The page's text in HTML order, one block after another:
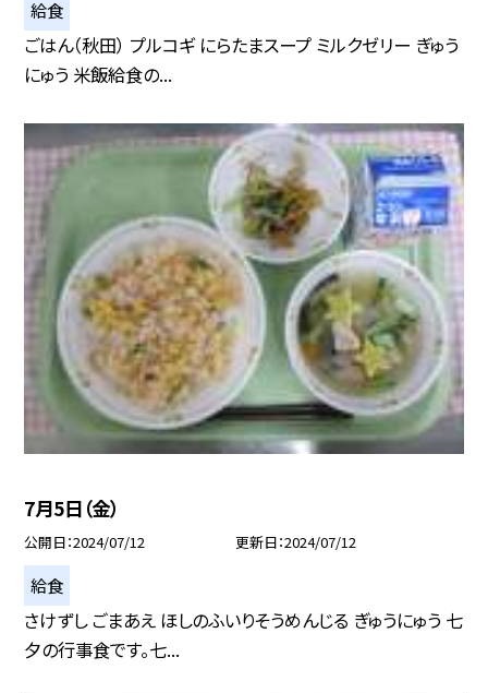
給食
ごはん（秋田） プルコギ にらたまスープ ミルクゼリー ぎゅう
にゅう 米飯給食の...
7月5日（金）
公開日 2024/07/12 更新日 2024/07/12
給食
さけずし ごまあえ ほしのふいりそうめんじる ぎゅうにゅう 七
夕の行事食です。七...